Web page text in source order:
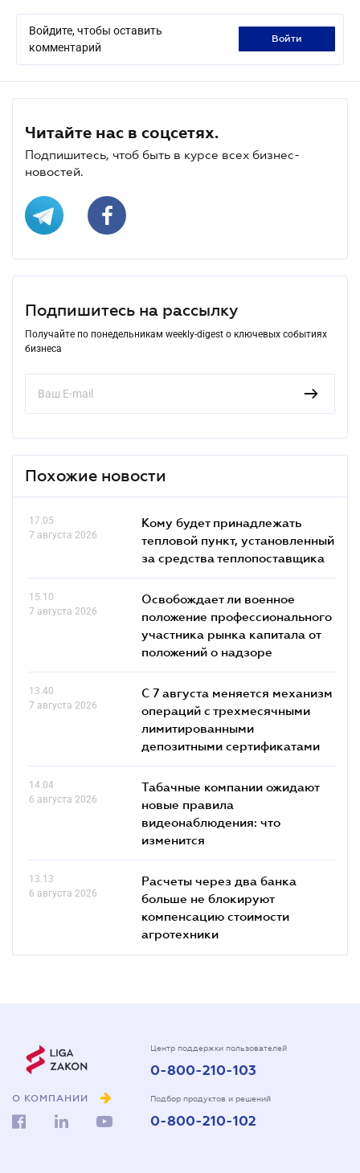
Войдите, чтобы оставить
комментарий
войти
Читайте нас в соцсетях.
Подпишитесь, чтоб быть в курсе всех бизнес-
новостей.
Подпишитесь на рассылку
Получайте по понедельникам weekly-digest о ключевых событиях
бизнеса
Похожие новости
17.05
7 августа 2026
Кому будет принадлежать
тепловой пункт, установленный
за средства теплопоставщика
15.10
7 августа 2026
Освобождает ли военное
положение профессионального
участника рынка капитала от
положений о надзоре
13.40
7 августа 2026
С 7 августа меняется механизм
операций с трехмесячными
лимитированными
депозитными сертификатами
14.04
6 августа 2026
Табачные компании ожидают
новые правила
видеонаблюдения: что
изменится
13.13
6 августа 2026
Расчеты через два банка
больше не блокируют
компенсацию стоимости
агротехники
О КОМПАНИИ
Центр поддержки пользователей
0-800-210-103
Подбор продуктов и решений
0-800-210-102